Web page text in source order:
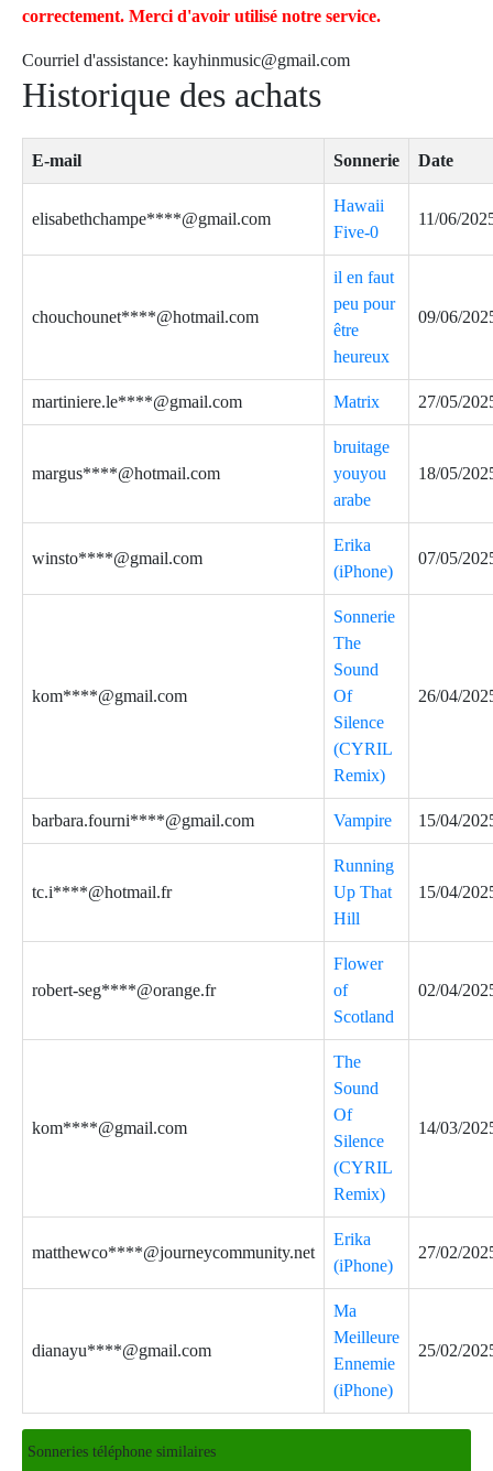
correctement. Merci d'avoir utilisé notre service.
Courriel d'assistance: kayhinmusic@gmail.com
Historique des achats
E-mail Sonnerie Date
elisabethchampe****@gmail.com
Hawaii
Five-0
11/06/
chouchounet****@hotmail.com
il en faut
peu pour
être
heureux
09/06/
martiniere.le****@gmail.com Matrix 27/05/
margus****@hotmail.com
bruitage
youyou
arabe
18/05/
winsto****@gmail.com
Erika
(iPhone)
07/05/
kom****@gmail.com
Sonnerie
The
Sound
Of
Silence
(CYRIL
Remix)
26/04/
barbara.fourni****@gmail.com Vampire 15/04/
tc.i****@hotmail.fr
Running
Up That
Hill
15/04/
robert-seg****@orange.fr
Flower
of
Scotland
02/04/
kom****@gmail.com
The
Sound
Of
Silence
(CYRIL
Remix)
14/03/
matthewco****@journeycommunity.net
Erika
(iPhone)
27/02/
dianayu****@gmail.com
Ma
Meilleure
Ennemie
(iPhone)
25/02/
Sonneries téléphone similaires